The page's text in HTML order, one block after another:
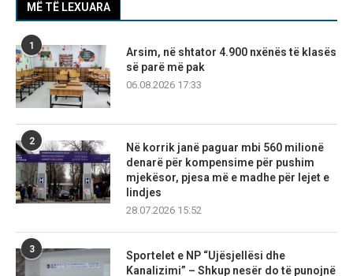
MË TË LEXUARA
1
Arsim, në shtator 4.900 nxënës të klasës
së parë më pak
06.08.2026 17:33
2
Në korrik janë paguar mbi 560 milionë
denarë për kompensime për pushim
mjekësor, pjesa më e madhe për lejet e
lindjes
28.07.2026 15:52
3
Sportelet e NP “Ujësjellësi dhe
Kanalizimi” – Shkup nesër do të punojnë